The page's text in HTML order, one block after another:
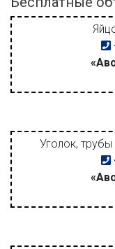
Уголок,